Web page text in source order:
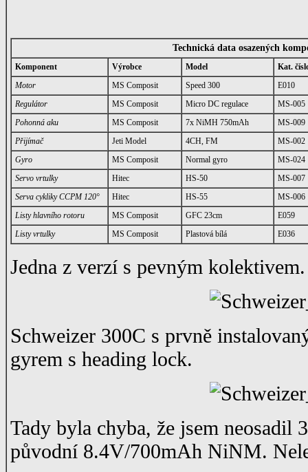
Technická data osazených
Komponent Výrobce Model
Kat.
Motor
MS Composit Speed 300
E010
Regulátor
MS Composit Micro DC regulace
MS-005
Pohonná aku
MS Composit 7x NiMH 750mAh
MS-009
Přijímač
Jeti Model 4CH, FM
MS-002
Gyro
MS Composit Normal gyro
MS-024
Servo vrtulky
Hitec HS-50
MS-007
Serva cykliky CCPM 120°
Hitec HS-55
MS-006
Listy hlavního rotoru
MS Composit GFC 23cm
E059
Listy vrtulky
MS Composit Plastová bílá E036
Jedna z verzí s pevným kolektivem.
Schweizer 300C s prvně
gyrem s heading lock.
Tady byla chyba, že jsem neosadil
původní 8.4V/700mAh NiNM.